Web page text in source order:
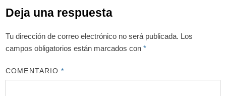
Deja una respuesta
Tu dirección de correo electrónico no será publicada. Los
campos obligatorios están marcados con*
COMENTARIO*